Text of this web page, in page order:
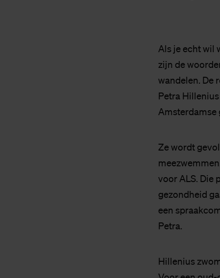
Als je echt wil
zijn de
wandelen. De
Petra
Amsterdamse
Ze wordt
voor ALS. Die
gezondheid
een
Petra.
Hillenius